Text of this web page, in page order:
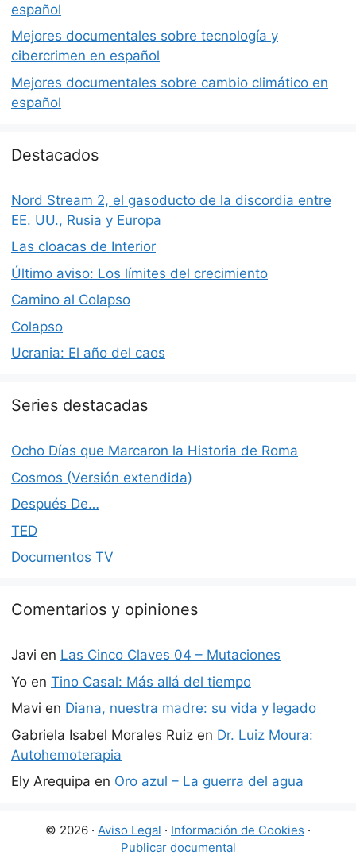
español
Mejores documentales sobre tecnología y
cibercrimen en español
Mejores documentales sobre cambio climático en
español
Destacados
Nord Stream 2, el gasoducto de la discordia entre
EE. UU., Rusia y Europa
Las cloacas de Interior
Último aviso: Los límites del crecimiento
Camino al Colapso
Colapso
Ucrania: El año del caos
Series destacadas
Ocho Días que Marcaron la Historia de Roma
Cosmos (Versión extendida)
Después De…
TED
Documentos TV
Comentarios y opiniones
Javi en Las Cinco Claves 04 – Mutaciones
Yo en Tino Casal: Más allá del tiempo
Mavi en Diana, nuestra madre: su vida y legado
Gabriela Isabel Morales Ruiz en Dr. Luiz Moura:
Autohemoterapia
Ely Arequipa en Oro azul – La guerra del agua
© 2026 · Aviso Legal · Información de Cookies ·
Publicar documental